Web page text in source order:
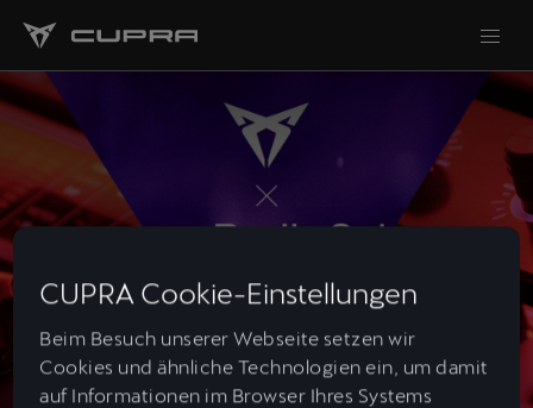
CUPRA Cookie-Einstellungen
Beim Besuch unserer Webseite setzen wir
Cookies und ähnliche Technologien ein, um damit
auf Informationen im Browser Ihres Systems